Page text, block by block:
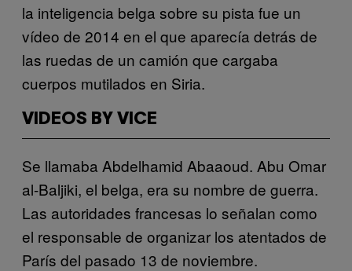
la inteligencia belga sobre su pista fue un
vídeo de 2014 en el que aparecía detrás de
las ruedas de un camión que cargaba
cuerpos mutilados en Siria.
VIDEOS BY VICE
Se llamaba Abdelhamid Abaaoud. Abu Omar
al-Baljiki, el belga, era su nombre de guerra.
Las autoridades francesas lo señalan como
el responsable de organizar los atentados de
París del pasado 13 de noviembre.